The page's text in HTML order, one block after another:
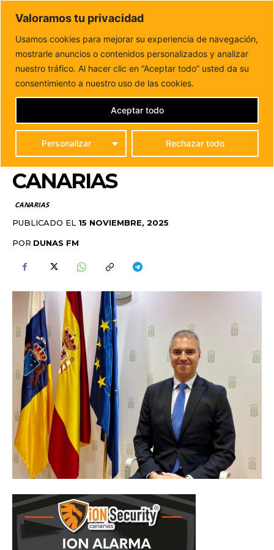
Valoramos tu privacidad
Usamos cookies para mejorar su experiencia de navegación,
mostrarle anuncios o contenidos personalizados y analizar
nuestro tráfico. Al hacer clic en “Aceptar todo” usted da su
consentimiento a nuestro uso de las cookies.
Personalizar Rechazar todo
Aceptar todo
DUNAS FM
Tu informacion de forma cercana
Inicio CANARIAS
José García Leal asume la Dirección
General de Aguas del Gobierno de...
JOSÉ GARCÍA LEAL
ASUME LA DIRECCIÓN
GENERAL DE AGUAS
DEL GOBIERNO DE
CANARIAS
CANARIAS
PUBLICADO EL 15 NOVIEMBRE, 2025
POR DUNAS FM